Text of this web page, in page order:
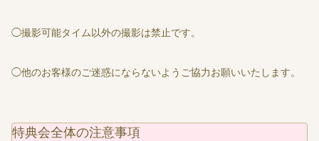
◯撮影可能タイム以外の撮影は禁止です。
◯他のお客様のご迷惑にならないようご協力お願いいたします。
特典会全体の注意事項